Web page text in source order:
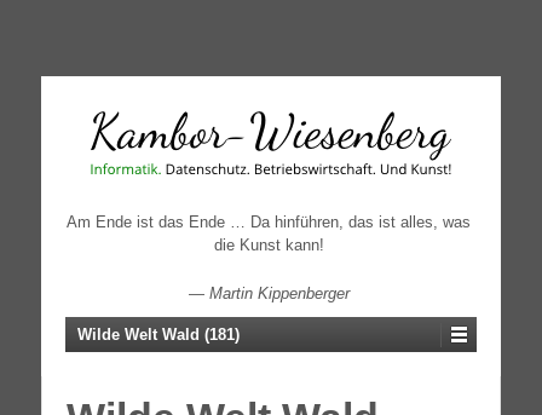
↓
CONTENT
Am Ende ist das Ende … Da hinführen, das ist alles, was
die Kunst kann!
— Martin Kippenberger
Wilde Welt Wald (181)